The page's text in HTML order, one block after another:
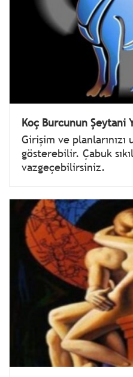
Koç Burcunun Şeytani
Girişim ve planlarınızı
gösterebilir. Çabuk
vazgeçebilirsiniz.